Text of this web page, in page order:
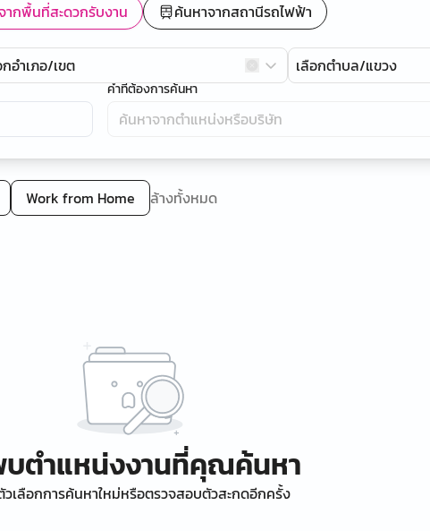
ากพื้นที่สะดวกรับงาน ค้นหาจากสถานีรถไฟฟ้า
กอำเภอ/เขต เลือกตำบล/แขวง
คำที่ต้องการค้นหา
Work from Home ล้างทั้งหมด
บตำแหน่งงานที่คุณค้นหา
เลือกการค้นหาใหม่หรือตรวจสอบตัวสะกดอีกครั้ง